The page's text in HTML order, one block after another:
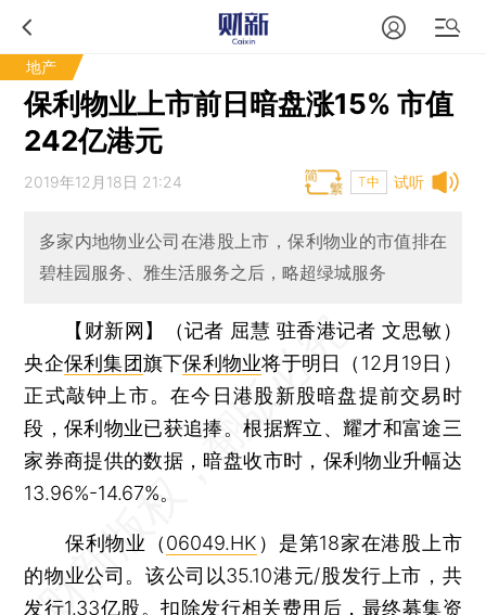
地产
保利物业上市前日暗盘涨15% 市值
242亿港元
试听
2019年12月18日 21:24 T中
多家内地物业公司在港股上市，保利物业的市值排在
碧桂园服务、雅生活服务之后，略超绿城服务
【财新网】（记者 屈慧 驻香港记者 文思敏）
央企保利集团旗下保利物业将于明日（12月19日）
正式敲钟上市。在今日港股新股暗盘提前交易时
段，保利物业已获追捧。根据辉立、耀才和富途三
家券商提供的数据，暗盘收市时，保利物业升幅达
13.96%-14.67%。
保利物业（06049.HK ）是第18家在港股上市
的物业公司。该公司以35.10港元/股发行上市，共
发行1.33亿股。扣除发行相关费用后，最终募集资